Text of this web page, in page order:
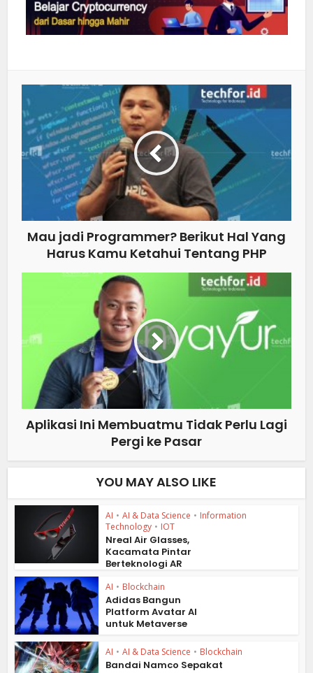
Mau jadi Programmer? Berikut Hal Yang
Harus Kamu Ketahui Tentang PHP
Aplikasi Ini Membuatmu Tidak Perlu Lagi
Pergi ke Pasar
YOU MAY ALSO LIKE
AI • AI & Data Science • Information
Technology • IOT
Nreal Air Glasses,
Kacamata Pintar
Berteknologi AR
AI • Blockchain
Adidas Bangun
Platform Avatar AI
untuk Metaverse
AI • AI & Data Science • Blockchain
Bandai Namco Sepakat